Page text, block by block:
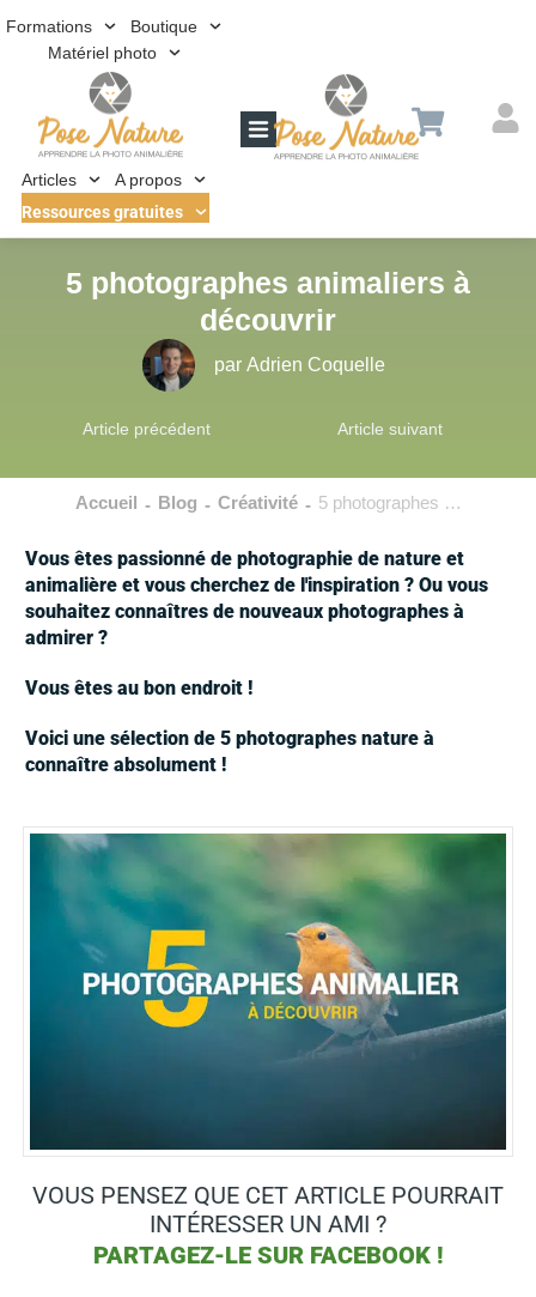
Formations
Boutique
Matériel photo
Articles
A propos
Ressources gratuites
5 photographes animaliers à
découvrir
par Adrien Coquelle
Article précédent Article suivant
Accueil - Blog - Créativité - 5 photographes animaliers à découvrir
Vous êtes passionné de photographie de nature et
animalière et vous cherchez de l'inspiration ? Ou vous
souhaitez connaîtres de nouveaux photographes à
admirer ?
Vous êtes au bon endroit !
Voici une sélection de 5 photographes nature à
connaître absolument !
VOUS PENSEZ QUE CET ARTICLE POURRAIT
INTÉRESSER UN AMI ?
PARTAGEZ-LE SUR FACEBOOK !